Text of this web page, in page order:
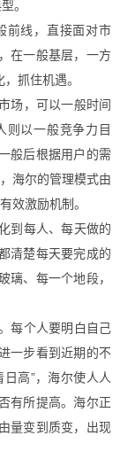
。
线，直接面对市
在一般基层，一方
抓住机遇。
，可以一般时间
则以一般竞争力目
般后根据用户的需
海尔的管理模式由
效激励机制。
到每人、每天做的
清楚每天要完成的
璃、每一个地段，
每个人要明白自己
一步看到近期的不
高”，海尔使人人
有所提高。海尔正
量变到质变，出现